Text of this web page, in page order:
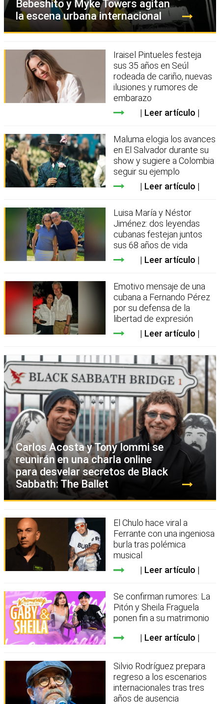
Bebeshito y Myke Towers agitan
la escena urbana internacional
Iraisel Pintueles festeja
sus 35 años en Seúl
rodeada de cariño, nuevas
ilusiones y rumores de
embarazo
Leer artículo
Maluma elogia los avances
en El Salvador durante su
show y sugiere a Colombia
seguir su ejemplo
Leer artículo
Luisa María y Néstor
Jiménez: dos leyendas
cubanas festejan juntos
sus 68 años de vida
Leer artículo
Emotivo mensaje de una
cubana a Fernando Pérez
por su defensa de la
libertad de expresión
Leer artículo
Carlos Acosta y Tony Iommi se
reunirán en una charla online
para desvelar secretos de Black
Sabbath: The Ballet
El Chulo hace viral a
Ferrante con una ingeniosa
burla tras polémica
musical
Leer artículo
Se confirman rumores: La
Pitón y Sheila Fraguela
ponen fin a su matrimonio
Leer artículo
Silvio Rodríguez prepara
regreso a los escenarios
internacionales tras tres
años de ausencia